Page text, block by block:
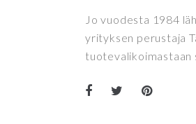
Jo vuodesta 1984
yrityksen perustaja
tuotevalikoimastaan